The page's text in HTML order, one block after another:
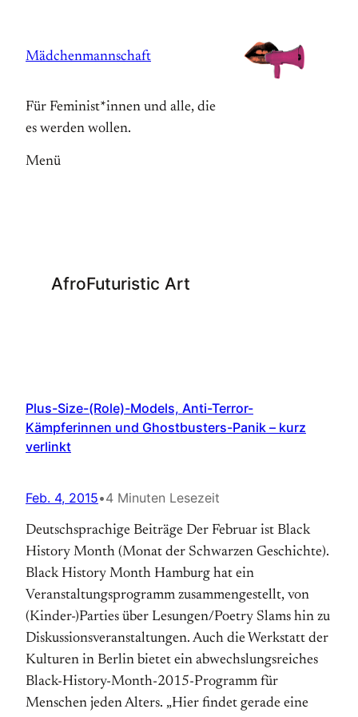
springen
Mädchenmannschaft
Für Feminist*innen und alle, die
es werden wollen.
Menü
AfroFuturistic Art
Plus-Size-(Role)-Models, Anti-Terror-
Kämpferinnen und Ghostbusters-Panik – kurz
verlinkt
Feb. 4, 2015•4 Minuten Lesezeit
Deutschsprachige Beiträge Der Februar ist Black
History Month (Monat der Schwarzen Geschichte).
Black History Month Hamburg hat ein
Veranstaltungsprogramm zusammengestellt, von
(Kinder-)Parties über Lesungen/Poetry Slams hin zu
Diskussionsveranstaltungen. Auch die Werkstatt der
Kulturen in Berlin bietet ein abwechslungsreiches
Black-History-Month-2015-Programm für
Menschen jeden Alters. „Hier findet gerade eine